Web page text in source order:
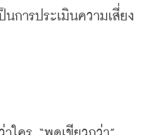
การประเมินความเสี่ยง